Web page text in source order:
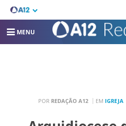
MENU
POR REDAÇÃO A12 EM IGREJA